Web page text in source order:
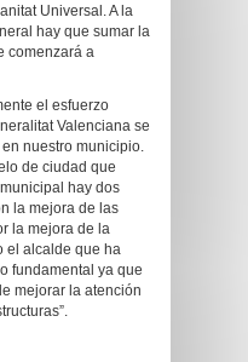
Universal. A la
hay que sumar la
comenzará a
el esfuerzo
Valenciana se
nuestro municipio.
de ciudad que
hay dos
la mejora de las
la mejora de la
el alcalde que ha
fundamental ya que
mejorar la atención